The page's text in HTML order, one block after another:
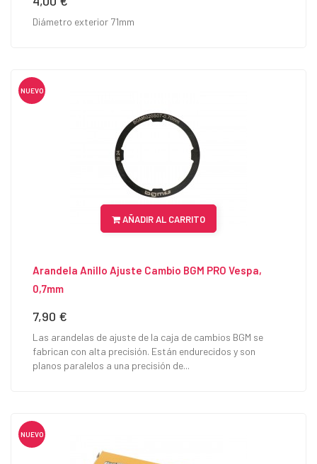
Diámetro exterior 71mm
NUEVO
AÑADIR AL CARRITO
Arandela Anillo Ajuste Cambio BGM PRO Vespa,
0,7mm
Precio
7,90 €
Las arandelas de ajuste de la caja de cambios BGM se
fabrican con alta precisión. Están endurecidos y son
planos paralelos a una precisión de...
NUEVO